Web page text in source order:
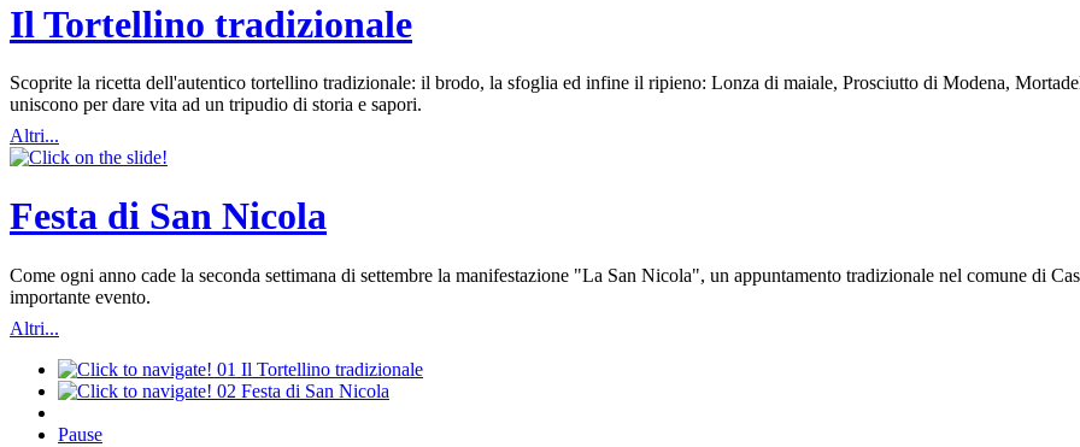
Il Tortellino tradizionale
Scoprite la ricetta dell'autentico tortellino tradizionale: il brodo, la sfoglia ed infine il ripieno: Lonza di maiale, Prosciutto di Modena,
uniscono per dare vita ad un tripudio di storia e sapori.
Altri...
Festa di San Nicola
Come ogni anno cade la seconda settimana di settembre la manifestazione "La San Nicola", un appuntamento tradizionale nel comune di
importante evento.
Altri...
01 Il Tortellino tradizionale
02 Festa di San Nicola
Pause